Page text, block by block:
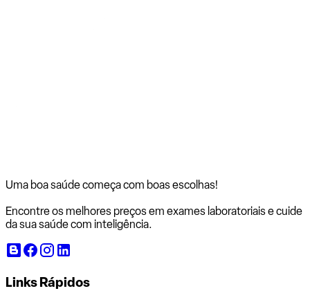
Uma boa saúde começa com boas escolhas!
Encontre os melhores preços em exames laboratoriais e cuide
da sua saúde com inteligência.
Links Rápidos